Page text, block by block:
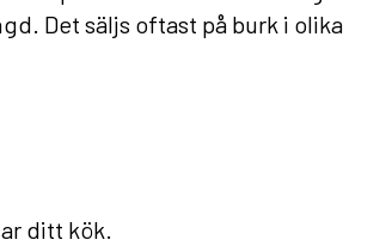
Det säljs oftast på burk i olika
ditt kök.